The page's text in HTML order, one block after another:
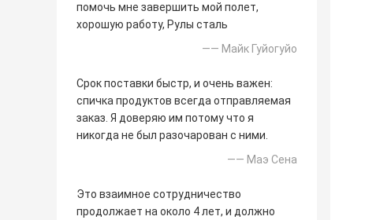
помочь мне завершить мой полет,
хорошую работу, Рулы сталь
—— Майк Гуйогуйо
Срок поставки быстр, и очень важен:
спичка продуктов всегда отправляемая
заказ. Я доверяю им потому что я
никогда не был разочарован с ними.
—— Маэ Сена
Это взаимное сотрудничество
продолжает на около 4 лет, и должно